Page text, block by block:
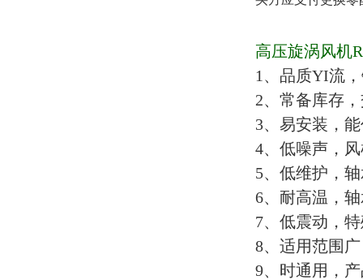
高压旋涡风机
1、品质YI流
2、常备库存
3、易安装，
4、低噪声，
5、低维护，
6、耐高温，
7、低震动，
8、适用范围
9、时通用，